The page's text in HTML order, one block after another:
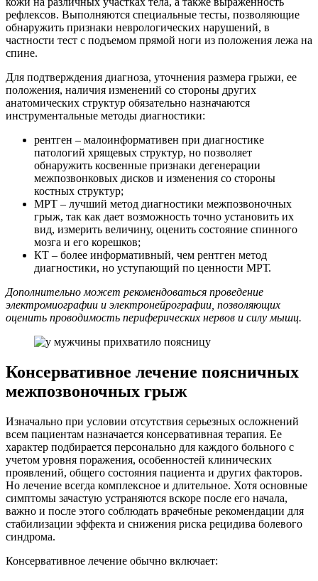
рефлексов. Выполняются специальные тесты, позволяющие
обнаружить признаки неврологических нарушений, в
частности тест с подъемом прямой ноги из положения лежа на
спине.
Для подтверждения диагноза, уточнения размера грыжи, ее
положения, наличия изменений со стороны других
анатомических структур обязательно назначаются
инструментальные методы диагностики:
рентген – малоинформативен при диагностике
патологий хрящевых структур, но позволяет
обнаружить косвенные признаки дегенерации
межпозвонковых дисков и изменения со стороны
костных структур;
МРТ – лучший метод диагностики межпозвоночных
грыж, так как дает возможность точно установить их
вид, измерить величину, оценить состояние спинного
мозга и его корешков;
КТ – более информативный, чем рентген метод
диагностики, но уступающий по ценности МРТ.
Дополнительно может рекомендоваться проведение
электромиографии и электронейрографии, позволяющих
оценить проводимость периферических нервов и силу мышц.
Консервативное лечение поясничных
межпозвоночных грыж
Изначально при условии отсутствия серьезных осложнений
всем пациентам назначается консервативная терапия. Ее
характер подбирается персонально для каждого больного с
учетом уровня поражения, особенностей клинических
проявлений, общего состояния пациента и других факторов.
Но лечение всегда комплексное и длительное. Хотя основные
симптомы зачастую устраняются вскоре после его начала,
важно и после этого соблюдать врачебные рекомендации для
стабилизации эффекта и снижения риска рецидива болевого
синдрома.
Консервативное лечение обычно включает: